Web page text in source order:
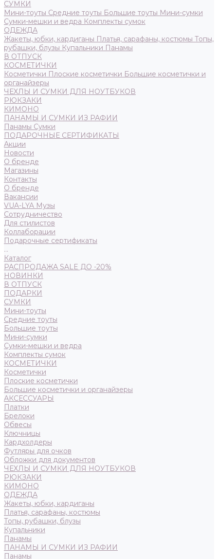
СУМКИ
Мини-тоуты Средние тоуты Большие тоуты Мини-сумки
Сумки-мешки и ведра Комплекты сумок
ОДЕЖДА
Жакеты, юбки, кардиганы Платья, сарафаны, костюмы Топы,
рубашки, блузы Купальники Панамы
В ОТПУСК
КОСМЕТИЧКИ
Косметички Плоские косметички Большие косметички и
органайзеры
ЧЕХЛЫ И СУМКИ ДЛЯ НОУТБУКОВ
РЮКЗАКИ
КИМОНО
ПАНАМЫ И СУМКИ ИЗ РАФИИ
Панамы Сумки
ПОДАРОЧНЫЕ СЕРТИФИКАТЫ
Акции
Новости
О бренде
Магазины
Контакты
О бренде
Вакансии
VUA-LYA Музы
Сотрудничество
Для стилистов
Коллаборации
Подарочные сертификаты
...
Каталог
РАСПРОДАЖА SALE ДО -20%
НОВИНКИ
В ОТПУСК
ПОДАРКИ
СУМКИ
Мини-тоуты
Средние тоуты
Большие тоуты
Мини-сумки
Сумки-мешки и ведра
Комплекты сумок
КОСМЕТИЧКИ
Косметички
Плоские косметички
Большие косметички и органайзеры
АКСЕССУАРЫ
Платки
Брелоки
Обвесы
Ключницы
Кардхолдеры
Футляры для очков
Обложки для документов
ЧЕХЛЫ И СУМКИ ДЛЯ НОУТБУКОВ
РЮКЗАКИ
КИМОНО
ОДЕЖДА
Жакеты, юбки, кардиганы
Платья, сарафаны, костюмы
Топы, рубашки, блузы
Купальники
Панамы
ПАНАМЫ И СУМКИ ИЗ РАФИИ
Панамы